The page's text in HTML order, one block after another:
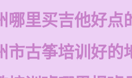
哪里买吉他好点
市古筝培训好的